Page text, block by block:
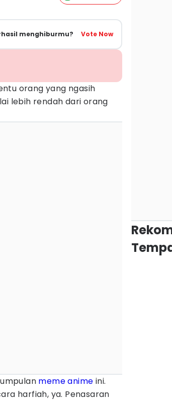
menghiburmu? Vote Now
orang yang ngasih
lebih rendah dari orang
meme anime ini.
harfiah, ya. Penasaran